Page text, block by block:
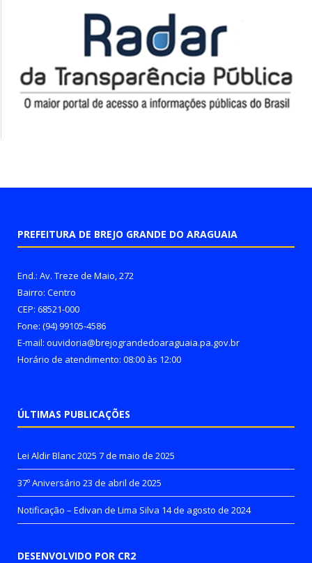
PREFEITURA DE BREJO GRANDE DO ARAGUAIA
End.: Av. Treze de Maio, 272
Bairro: Centro
CEP: 68521-000
Fone: (94) 99105-4586
E-mail: ouvidoria@brejograndedoaraguaia.pa.gov.br
Horário de atendimento: 08:00 às 12:00
ÚLTIMAS PUBLICAÇÕES
Lei Aldir Blanc 2025 7 de maio de 2025
37º Aniversário 23 de abril de 2025
Notificação – Edivan de Lima Silva 14 de agosto de 2024
DESENVOLVIDO POR CR2